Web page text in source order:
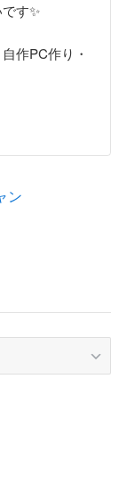
す✨
作PC作り・
ン